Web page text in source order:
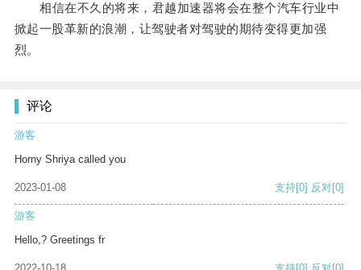
相信在不久的将来，君越加速器将会在整个汽车行业中
掀起一股革新的浪潮，让驾驶者对驾驶的期待变得更加强
烈。
评论
游客
Horny Shriya called you
2023-01-08 支持[0] 反对[0]
游客
Hello,? Greetings fr